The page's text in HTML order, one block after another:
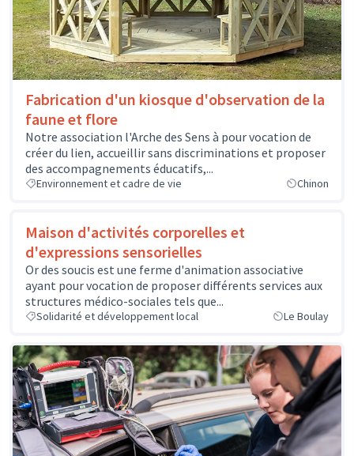
Fabrication d'un kiosque d'observation de la
faune et flore
Notre association l'Arche des Sens à pour vocation de
créer du lien, accueillir sans discriminations et proposer
des accompagnements éducatifs,...
Environnement et cadre de vie Chinon
Maison d'activités corporelles et
d'expressions sensorielles
Or des soucis est une ferme d'animation associative
ayant pour vocation de proposer différents services aux
structures médico-sociales tels que...
Solidarité et développement local Le Boulay